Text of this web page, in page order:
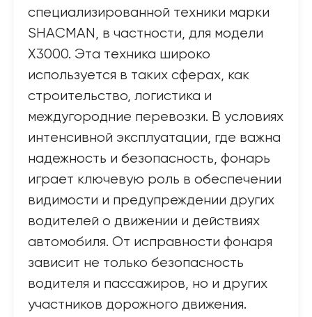
специализированной техники марки
SHACMAN, в частности, для модели
X3000. Эта техника широко
используется в таких сферах, как
строительство, логистика и
междугородние перевозки. В условиях
интенсивной эксплуатации, где важна
надежность и безопасность, фонарь
играет ключевую роль в обеспечении
видимости и предупреждении других
водителей о движении и действиях
автомобиля. От исправности фонаря
зависит не только безопасность
водителя и пассажиров, но и других
участников дорожного движения.